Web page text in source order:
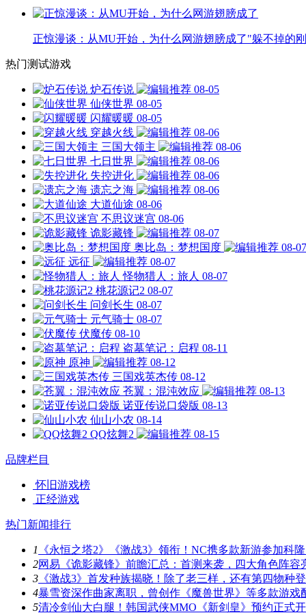
正惊漫谈：从MU开始，为什么网游翅膀成了"躲不掉的
热门测试游戏
炉石传说
08-05
仙侠世界 08-05
闪耀暖暖 08-05
穿越火线
08-06
三国大领主
08-06
七日世界
08-06
失控进化
08-06
遗忘之海
08-06
大道仙途 08-06
不思议迷宫 08-06
诡影藏锋
08-07
奥比岛：梦想国度
08-07
远征
08-07
怪物猎人：旅人 08-07
桃花源记2 08-07
问剑长生 08-07
元气骑士 08-07
伏魔传 08-10
盗墓笔记：启程 08-11
原神
08-12
三国戏英杰传 08-12
苍翼：混沌效应
08-13
诺亚传说口袋版 08-13
仙山小农 08-14
QQ炫舞2
08-15
品牌栏目
怀旧游戏榜
正经游戏
热门新闻排行
1
《永恒之塔2》《激战3》领衔！NC携多款新游参加科
2网易《诡影藏锋》前瞻汇总：首测来袭，四大角色阵容
3 《激战3》首发种族揭晓！除了老三样，还有第四物种
4暴雪资深作曲家离职，曾创作《魔兽世界》等多款游戏
5清冷剑仙大白腿！韩国武侠MMO《新剑皇》预约正式